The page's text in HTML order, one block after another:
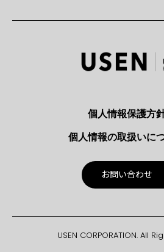
個人情報保護方
個人情報の取扱いに
お問い合わせ
USEN CORPORATION. All